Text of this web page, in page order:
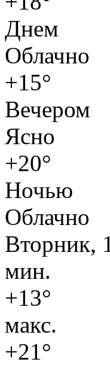
Днем
Облачно
+15°
Вечером
Ясно
+20°
Ночью
Облачно
Вторник,
мин.
+13°
макс.
+21°